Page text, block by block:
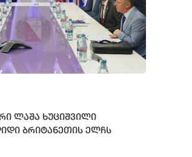
ლაშა ხუციშვილი
ბრიტანეთის ელჩს